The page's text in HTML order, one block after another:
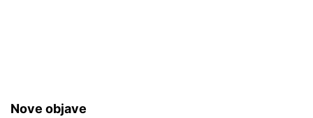
Nove objave